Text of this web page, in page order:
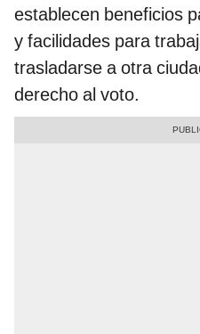
establecen beneficios
y facilidades para
trasladarse a otra
derecho al voto.